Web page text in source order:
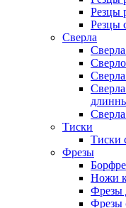
Резцы
Резцы
Сверла
Тиски
Тиски
Фрезы
Ножи
Фрезы
Фрезы